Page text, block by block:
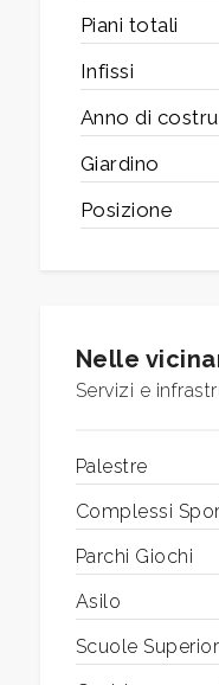
Piani totali
Infissi
Anno di
Giardino
Posizione
Nelle
Servizi e
Palestre
Complessi
Parchi Giochi
Asilo
Scuole
minime
Qualsiasi
Altre
opzioni
multiscelta